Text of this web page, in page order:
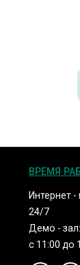
ВРЕМЯ
Интернет -
24/7
Демо -
с 11:00 до